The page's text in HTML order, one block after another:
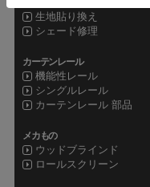
生地貼り換え
シェード修理
カーテンレール
機能性レール
シングルレール
カーテンレール 部品
メカもの
ウッドブラインド
ロールスクリーン